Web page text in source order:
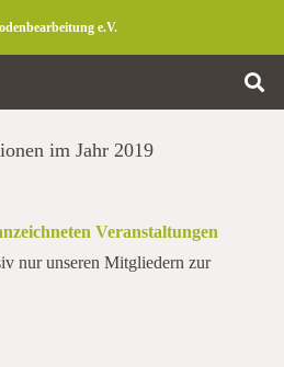
e.V.
im Jahr 2019
Veranstaltungen
nur unseren Mitgliedern zur